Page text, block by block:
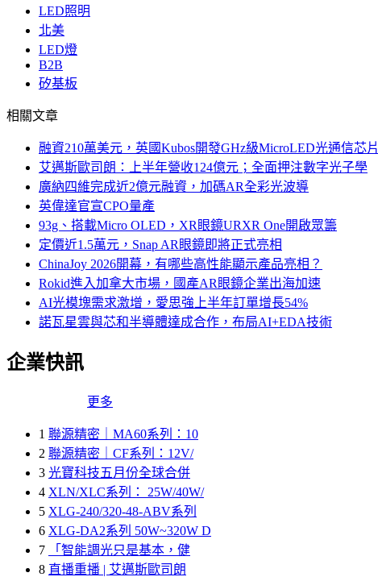
LED照明
北美
LED燈
B2B
矽基板
相關文章
融資210萬美元，英國Kubos開發GHz級MicroLED光通信芯片
艾邁斯歐司朗：上半年營收124億元；全面押注數字光子學
廣納四維完成近2億元融資，加碼AR全彩光波導
英偉達官宣CPO量產
93g、搭載Micro OLED，XR眼鏡URXR One開啟眾籌
定價近1.5萬元，Snap AR眼鏡即將正式亮相
ChinaJoy 2026開幕，有哪些高性能顯示產品亮相？
Rokid進入加拿大市場，國產AR眼鏡企業出海加速
AI光模塊需求激增，愛思強上半年訂單增長54%
諾瓦星雲與芯和半導體達成合作，布局AI+EDA技術
企業快訊
更多
1 聯源精密｜MA60系列：10
2 聯源精密｜CF系列：12V/
3 光寶科技五月份全球合併
4 XLN/XLC系列： 25W/40W/
5 XLG-240/320-48-ABV系列
6 XLG-DA2系列 50W~320W D
7
「智能調光只是基本，健
8 直播重播 | 艾邁斯歐司朗